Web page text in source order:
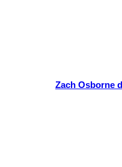
Zach Osborne